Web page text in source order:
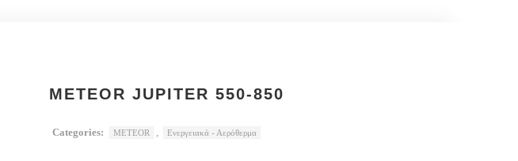
METEOR JUPITER 550-850
Categories: METEOR , Ενεργειακά - Αερόθερμα